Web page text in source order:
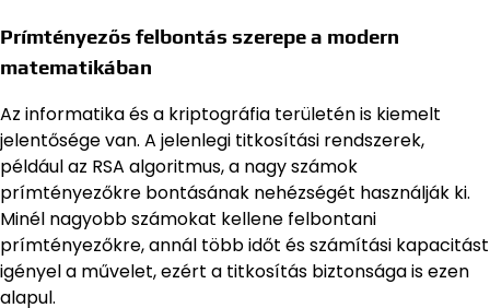
Prímtényezős felbontás szerepe a modern
matematikában
Az informatika és a kriptográfia területén is kiemelt
jelentősége van. A jelenlegi titkosítási rendszerek,
például az RSA algoritmus, a nagy számok
prímtényezőkre bontásának nehézségét használják ki.
Minél nagyobb számokat kellene felbontani
prímtényezőkre, annál több időt és számítási kapacitást
igényel a művelet, ezért a titkosítás biztonsága is ezen
alapul.